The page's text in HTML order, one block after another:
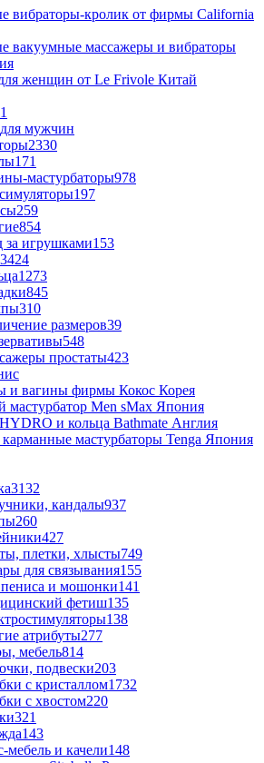
2330
171
мастурбаторы978
197
259
854
за игрушками153
3424
1273
845
310
размеров39
548
простаты423
3132
кандалы937
260
427
плетки, хлысты749
для связывания155
и мошонки141
фетиш135
138
атрибуты277
мебель814
подвески203
с кристаллом1732
с хвостом220
321
143
мебель и качели148